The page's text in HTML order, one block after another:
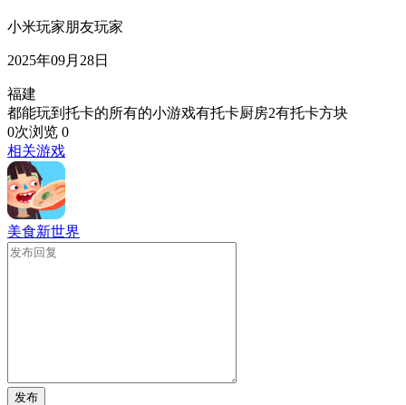
小米玩家朋友玩家
2025年09月28日
福建
都能玩到托卡的所有的小游戏有托卡厨房2有托卡方块
0次浏览 0
相关游戏
美食新世界
发布